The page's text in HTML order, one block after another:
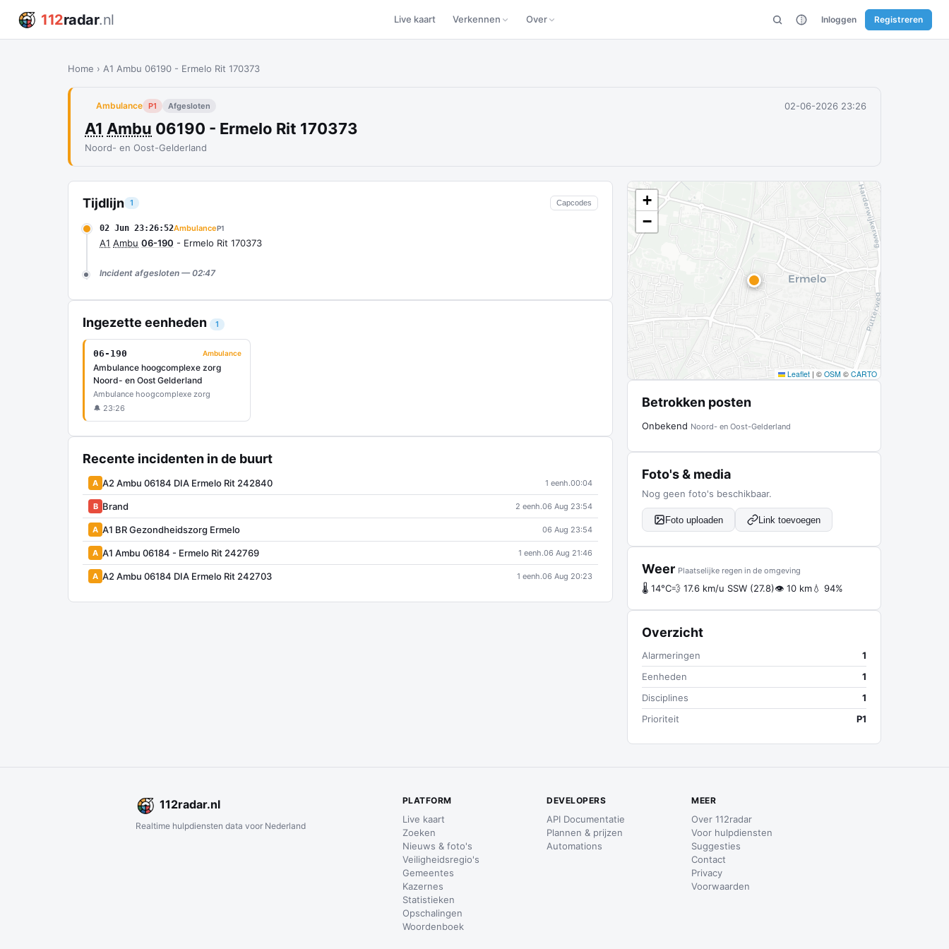
112radar.nl Live kaart Verkennen Over Inloggen Registreren
Home › A1 Ambu 06190 - Ermelo Rit 170373
Ambulance P1 Afgesloten 02-06-2026 23:26
A1 Ambu 06190 - Ermelo Rit 170373
Noord- en Oost-Gelderland
Tijdlijn 1 Capcodes
02 Jun 23:26:52AmbulanceP1
A1 Ambu 06-190 - Ermelo Rit 170373
Incident afgesloten — 02:47
Ingezette eenheden 1
06-190 Ambulance
Ambulance hoogcomplexe zorg
Noord- en Oost Gelderland
Ambulance hoogcomplexe zorg
🔔 23:26
Recente incidenten in de buurt
A A2 Ambu 06184 DIA Ermelo Rit 242840 1 eenh.00:04
B Brand 2 eenh.06 Aug 23:54
A A1 BR Gezondheidszorg Ermelo 06 Aug 23:54
A A1 Ambu 06184 - Ermelo Rit 242769 1 eenh.06 Aug 21:46
A A2 Ambu 06184 DIA Ermelo Rit 242703 1 eenh.06 Aug 20:23
+
−
Leaflet | © OSM © CARTO
Betrokken posten
Onbekend Noord- en Oost-Gelderland
Foto's & media
Nog geen foto's beschikbaar.
Foto uploaden Link toevoegen
Weer Plaatselijke regen in de omgeving
🌡 14°C💨 17.6 km/u SSW (27.8)👁 10 km💧 94%
Overzicht
Alarmeringen
1
Eenheden
1
Disciplines
1
Prioriteit
P1
112radar.nl
Realtime hulpdiensten data voor Nederland
PLATFORM
Live kaart
Zoeken
Nieuws & foto's
Veiligheidsregio's
Gemeentes
Kazernes
Statistieken
Opschalingen
Woordenboek
DEVELOPERS
API Documentatie
Plannen & prijzen
Automations
MEER
Over 112radar
Voor hulpdiensten
Suggesties
Contact
Privacy
Voorwaarden